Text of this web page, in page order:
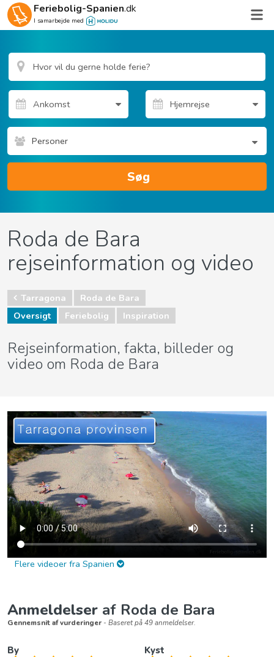
Feriebolig-Spanien.dk
I samarbejde med
Personer
Søg
Roda de Bara
rejseinformation og video
Tarragona
Roda de Bara
Oversigt
Feriebolig Inspiration
Rejseinformation, fakta, billeder og
video om Roda de Bara
Flere videoer fra Spanien
Anmeldelser af Roda de Bara
Gennemsnit af vurderinger - Baseret på 49 anmeldelser.
By Kyst